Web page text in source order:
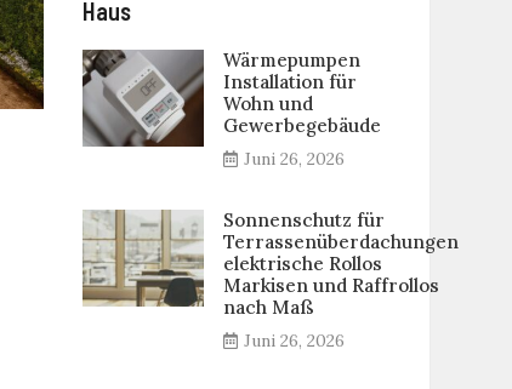
Haus
Wärmepumpen
Installation für
Wohn und
Gewerbegebäude
Juni 26, 2026
Sonnenschutz für
Terrassenüberdachungen
elektrische Rollos
Markisen und Raffrollos
nach Maß
Juni 26, 2026